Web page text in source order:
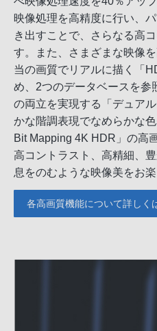
映像処理を高精度に行い、
き出すことで、さらなる高
す。また、さまざまな映像
当の画質でリアルに描く「
め、2つのデータベースを参
の両立を実現する「デュア
かな階調表現でなめらかな
Bit Mapping 4K HDR」の高
高コントラスト、高精細、
息をのむような映像美をお
各高画質機能について詳しく